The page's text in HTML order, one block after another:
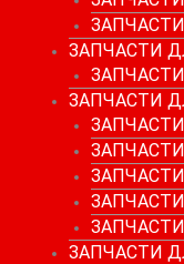
ЗАПЧАСТИ
ЗАПЧАСТИ
ЗАПЧАСТИ